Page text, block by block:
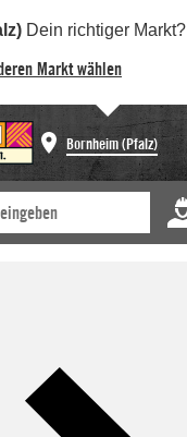
Dein richtiger Markt?
Markt wählen
Bornheim (Pfalz)